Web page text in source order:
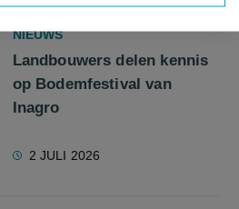
NIEUWS
Landbouwers delen kennis
op Bodemfestival van
Inagro
2 JULI 2026